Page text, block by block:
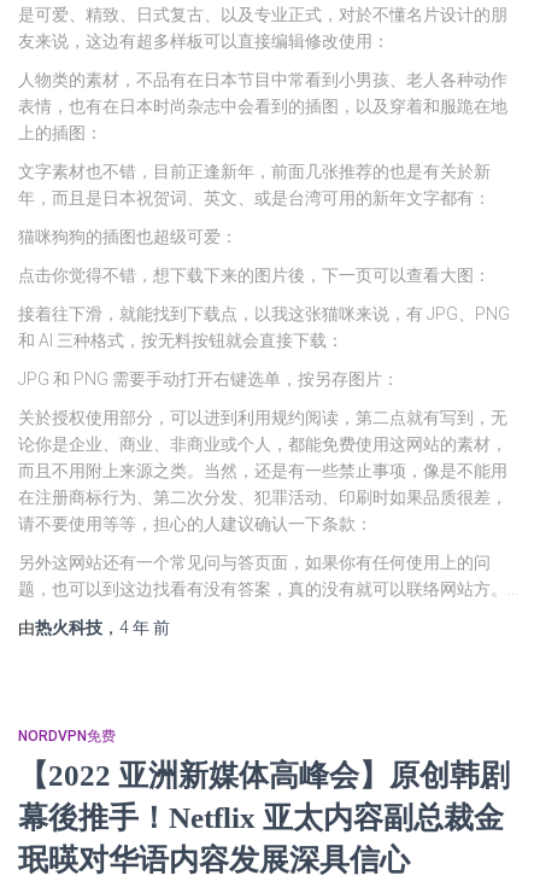
是可爱、精致、日式复古、以及专业正式，对於不懂名片设计的朋
友来说，这边有超多样板可以直接编辑修改使用：
人物类的素材，不品有在日本节目中常看到小男孩、老人各种动作
表情，也有在日本时尚杂志中会看到的插图，以及穿着和服跪在地
上的插图：
文字素材也不错，目前正逢新年，前面几张推荐的也是有关於新
年，而且是日本祝贺词、英文、或是台湾可用的新年文字都有：
猫咪狗狗的插图也超级可爱：
点击你觉得不错，想下载下来的图片後，下一页可以查看大图：
接着往下滑，就能找到下载点，以我这张猫咪来说，有 JPG、PNG
和 AI 三种格式，按无料按钮就会直接下载：
JPG 和 PNG 需要手动打开右键选单，按另存图片：
关於授权使用部分，可以进到利用规约阅读，第二点就有写到，无
论你是企业、商业、非商业或个人，都能免费使用这网站的素材，
而且不用附上来源之类。当然，还是有一些禁止事项，像是不能用
在注册商标行为、第二次分发、犯罪活动、印刷时如果品质很差，
请不要使用等等，担心的人建议确认一下条款：
另外这网站还有一个常见问与答页面，如果你有任何使用上的问
题，也可以到这边找看有没有答案，真的没有就可以联络网站方。…
由热火科技 ， 4 年前
NORDVPN免费
【2022 亚洲新媒体高峰会】原创韩剧
幕後推手！Netflix 亚太内容副总裁金
珉暎对华语内容发展深具信心